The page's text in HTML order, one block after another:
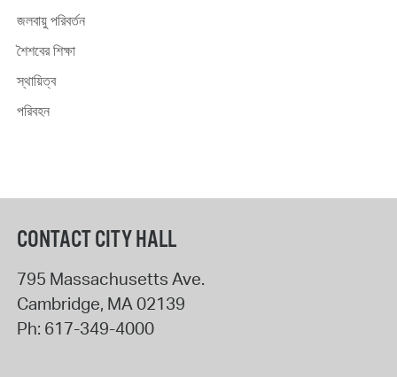
জলবায়ু পরিবর্তন
শৈশবের শিক্ষা
স্থায়িত্ব
পরিবহন
CONTACT CITY HALL
795 Massachusetts Ave.
Cambridge, MA02139
Ph: 617-349-4000